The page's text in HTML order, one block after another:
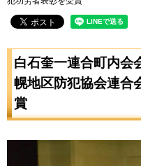
白石奎一連合町内会
幌地区防犯協会連合
賞